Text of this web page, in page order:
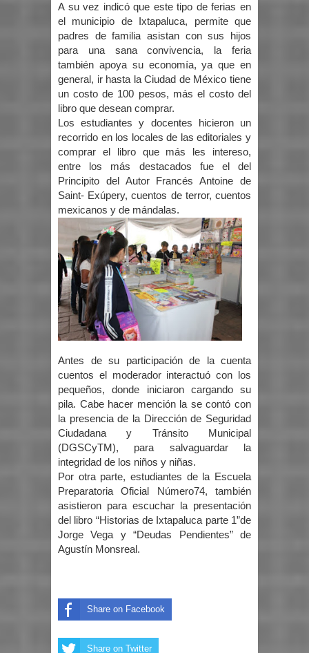
A su vez indicó que este tipo de ferias en
el municipio de Ixtapaluca, permite que
padres de familia asistan con sus hijos
para una sana convivencia, la feria
también apoya su economía, ya que en
general, ir hasta la Ciudad de México tiene
un costo de 100 pesos, más el costo del
libro que desean comprar.
Los estudiantes y docentes hicieron un
recorrido en los locales de las editoriales y
comprar el libro que más les intereso,
entre los más destacados fue el del
Principito del Autor Francés Antoine de
Saint- Exúpery, cuentos de terror, cuentos
mexicanos y de mándalas.
Antes de su participación de la cuenta
cuentos el moderador interactuó con los
pequeños, donde iniciaron cargando su
pila. Cabe hacer mención la se contó con
la presencia de la Dirección de Seguridad
Ciudadana y Tránsito Municipal
(DGSCyTM), para salvaguardar la
integridad de los niños y niñas.
Por otra parte, estudiantes de la Escuela
Preparatoria Oficial Número74, también
asistieron para escuchar la presentación
del libro “Historias de Ixtapaluca parte 1”de
Jorge Vega y “Deudas Pendientes” de
Agustín Monsreal.
Share on Facebook
Share on Twitter